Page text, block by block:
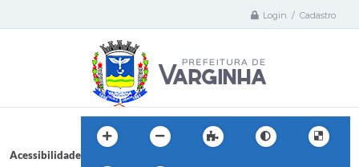
Login / Cadastro
Acessibilidade